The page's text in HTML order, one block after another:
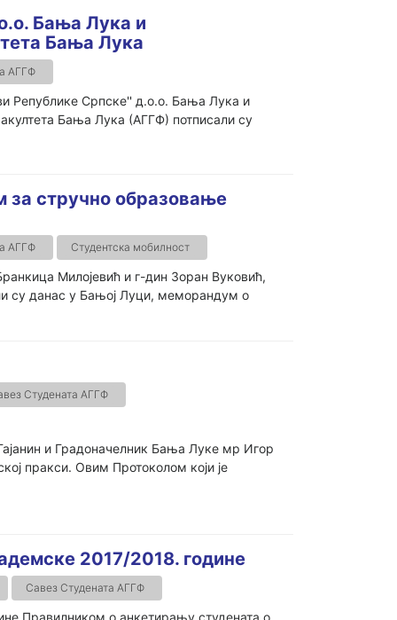
Бања Лука и
Бања Лука
АГГФ
Републике Српске'' д.о.о. Бања Лука и
Бања Лука (АГГФ) потписали су
стручно образовање
АГГФ Студентска мобилност
Милојевић и г-дин Зоран Вуковић,
су данас у Бањој Луци, меморандум о
Студената АГГФ
и Градоначелник Бања Луке мр Игор
пракси. Овим Протоколом који је
2017/2018. године
Савез Студената АГГФ